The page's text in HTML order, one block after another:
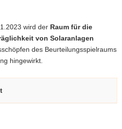
wird der Raum für die
von Solaranlagen
des Beurteilungsspielraums
hingewirkt.